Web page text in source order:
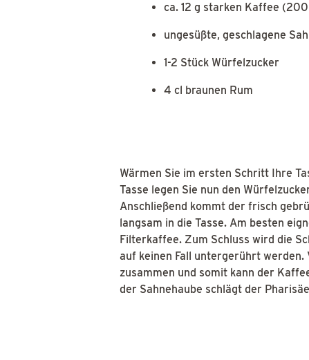
ca. 12 g starken Kaffee
ungesüßte, geschlagene
1-2 Stück Würfelzucker
4 cl braunen Rum
Wärmen Sie im ersten Schritt Ihre
Tasse legen Sie nun den
Anschließend kommt der frisch
langsam in die Tasse. Am besten
Filterkaffee. Zum Schluss wird die
auf keinen Fall untergerührt werden.
zusammen und somit kann der
der Sahnehaube schlägt der